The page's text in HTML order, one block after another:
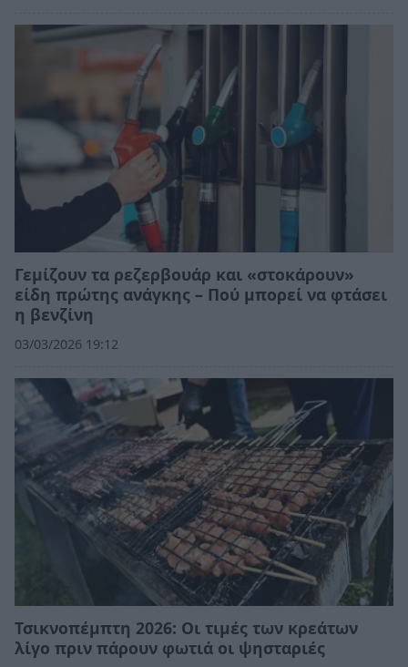
Γεμίζουν τα ρεζερβουάρ και «στοκάρουν»
είδη πρώτης ανάγκης – Πού μπορεί να φτάσει
η βενζίνη
03/03/2026 19:12
Τσικνοπέμπτη 2026: Οι τιμές των κρεάτων
λίγο πριν πάρουν φωτιά οι ψησταριές